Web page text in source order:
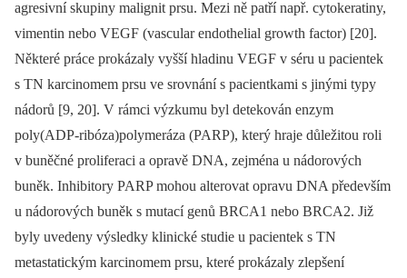
agresivní skupiny malignit prsu. Mezi ně patří např. cytokeratiny,
vimentin nebo VEGF (vascular endothelial growth factor) [20].
Některé práce prokázaly vyšší hladinu VEGF v séru u pacientek
s TN karcinomem prsu ve srovnání s pacientkami s jinými typy
nádorů [9, 20]. V rámci výzkumu byl detekován enzym
poly(ADP-ribóza)polymeráza (PARP), který hraje důležitou roli
v buněčné proliferaci a opravě DNA, zejména u nádorových
buněk. Inhibitory PARP mohou alterovat opravu DNA především
u nádorových buněk s mutací genů BRCA1 nebo BRCA2. Již
byly uvedeny výsledky klinické studie u pacientek s TN
metastatickým karcinomem prsu, které prokázaly zlepšení